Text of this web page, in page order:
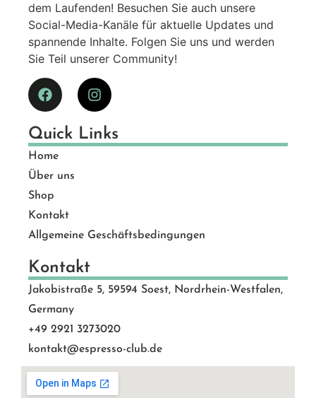
dem Laufenden! Besuchen Sie auch unsere
Social-Media-Kanäle für aktuelle Updates und
spannende Inhalte. Folgen Sie uns und werden
Sie Teil unserer Community!
Quick Links
Home
Über uns
Shop
Kontakt
Allgemeine Geschäftsbedingungen
Kontakt
Jakobistraße 5, 59594 Soest, Nordrhein-Westfalen,
Germany
+49 2921 3273020
kontakt@espresso-club.de